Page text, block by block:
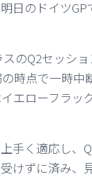
日のドイツ
のQ2セッシ
時点で一時
エローフラッ
手く適応し、
けずに済み、